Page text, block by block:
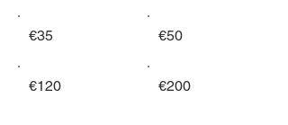
€35 €50
€120 €200